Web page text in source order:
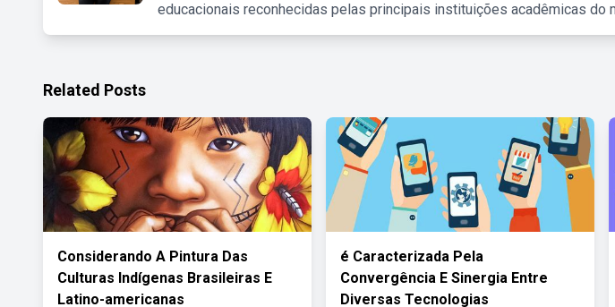
educacionais reconhecidas pelas principais instituições acadêmicas do
Related Posts
Considerando A Pintura Das
Culturas Indígenas Brasileiras E
Latino-americanas
é Caracterizada Pela
Convergência E Sinergia Entre
Diversas Tecnologias